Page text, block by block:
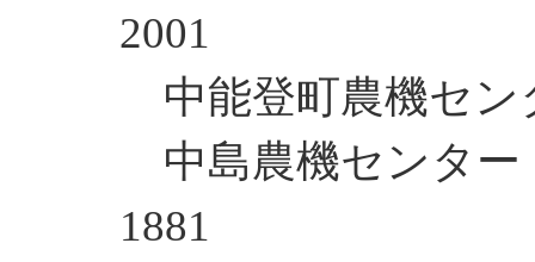
2001
中能登町農機セ
中島農機セ
1881